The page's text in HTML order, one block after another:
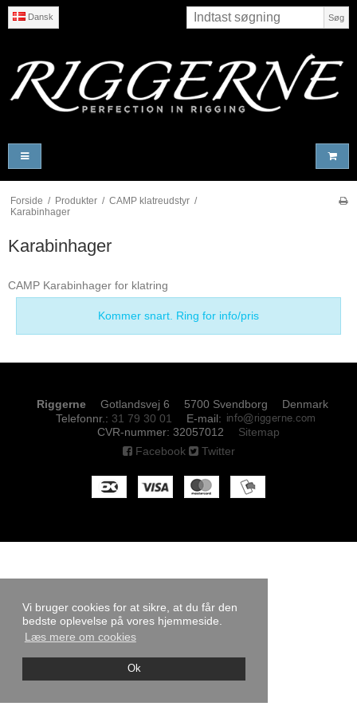
Vi bruger cookies for at sikre, at du får den
bedste oplevelse på vores hjemmeside.
Læs mere om cookies
Ok
Dansk Søg
Forside / Produkter / CAMP klatreudstyr /
Karabinhager
Karabinhager
CAMP Karabinhager for klatring
Kommer snart. Ring for info/pris
Riggerne Gotlandsvej 6 5700 Svendborg
Denmark
Telefonnr. : 31 79 30 01 E-mail:
CVR-nummer: 32057012
Sitemap
Facebook
Twitter